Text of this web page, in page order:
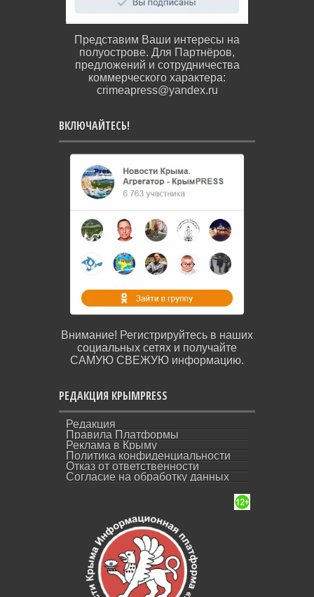
Представим Ваши интересы на
полуострове. Для Партнёров,
предложений и сотрудничества
коммерческого характера:
crimeapress@yandex.ru
ВКЛЮЧАЙТЕСЬ!
Внимание! Регистрируйтесь в наших
социальных сетях и получайте
САМУЮ СВЕЖУЮ информацию.
РЕДАКЦИЯ КРЫМPRESS
Редакция
Правила Платформы
Реклама в Крыму
Политика конфиденциальности
Отказ от ответственности
Согласие на обработку данных